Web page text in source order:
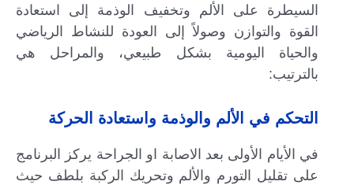
السيطرة على الألم وتخفيف الوذمة إلى استعادة
القوة والتوازن وصولاً إلى العودة للنشاط الرياضي
والحياة اليومية بشكل طبيعي، والمراحل هي
بالترتيب:
التحكم في الألم والوذمة واستعادة الحركة
في الأيام الأولى بعد الاصابة او الجراحة يركز البرنامج
على تقليل التورم والألم وتحريك الركبة بلطف حيث